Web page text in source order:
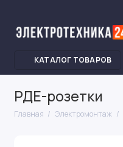
КАТАЛОГ ТОВАРОВ
РДЕ-розетки
Главная Электромонтаж